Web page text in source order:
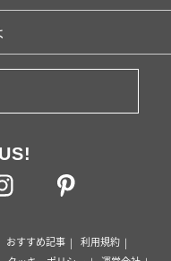
おすすめ記事
利用規約